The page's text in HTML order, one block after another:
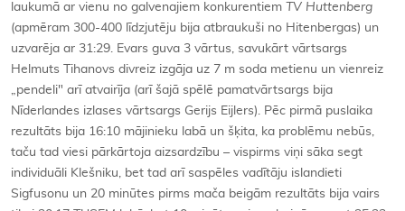
laukumā ar vienu no galvenajiem konkurentiem TV Huttenberg
(apmēram 300-400 līdzjutēju bija atbraukuši no Hitenbergas) un
uzvarēja ar 31:29. Evars guva 3 vārtus, savukārt vārtsargs
Helmuts Tihanovs divreiz izgāja uz 7 m soda metienu un vienreiz
„pendeli" arī atvairīja (arī šajā spēlē pamatvārtsargs bija
Nīderlandes izlases vārtsargs Gerijs Eijlers). Pēc pirmā puslaika
rezultāts bija 16:10 mājinieku labā un šķita, ka problēmu nebūs,
taču tad viesi pārkārtoja aizsardzību – vispirms viņi sāka segt
individuāli Klešniku, bet tad arī saspēles vadītāju islandieti
Sigfusonu un 20 minūtes pirms mača beigām rezultāts bija vairs